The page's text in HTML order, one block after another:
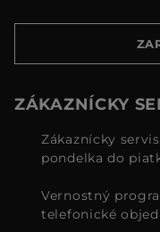
ZÁKAZNÍCKY
Zákaznícky
pondelka do
Vernostný
telefonické